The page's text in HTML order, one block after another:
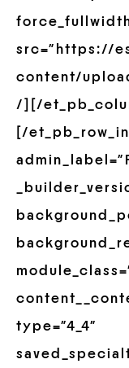
src=”https://
content/
/][/
[/
type=”4_4″